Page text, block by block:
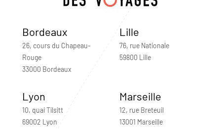
Bordeaux
26, cours du Chapeau-
Rouge
33000 Bordeaux
Lille
76, rue Nationale
59800 Lille
Lyon
10, quai Tilsitt
69002 Lyon
Marseille
12, rue Breteuil
13001 Marseille